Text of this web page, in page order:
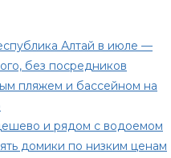
Алтай в июле —
без посредников
пляжем и бассейном на
и рядом с водоемом
домики по низким ценам